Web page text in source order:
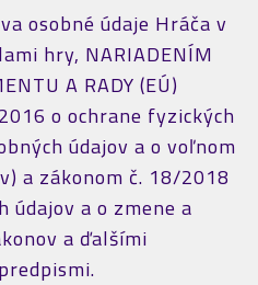
osobné údaje Hráča v
hry, NARIADENÍM
A RADY (EÚ)
o ochrane fyzických
údajov a o voľnom
a zákonom č. 18/2018
údajov a o zmene a
a ďalšími